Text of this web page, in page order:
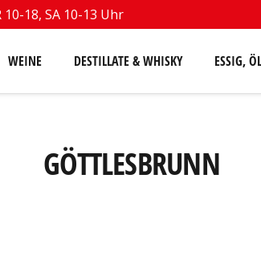
10-18, SA 10-13 Uhr
WEINE DESTILLATE & WHISKY ESSIG,
GÖTTLESBRUNN